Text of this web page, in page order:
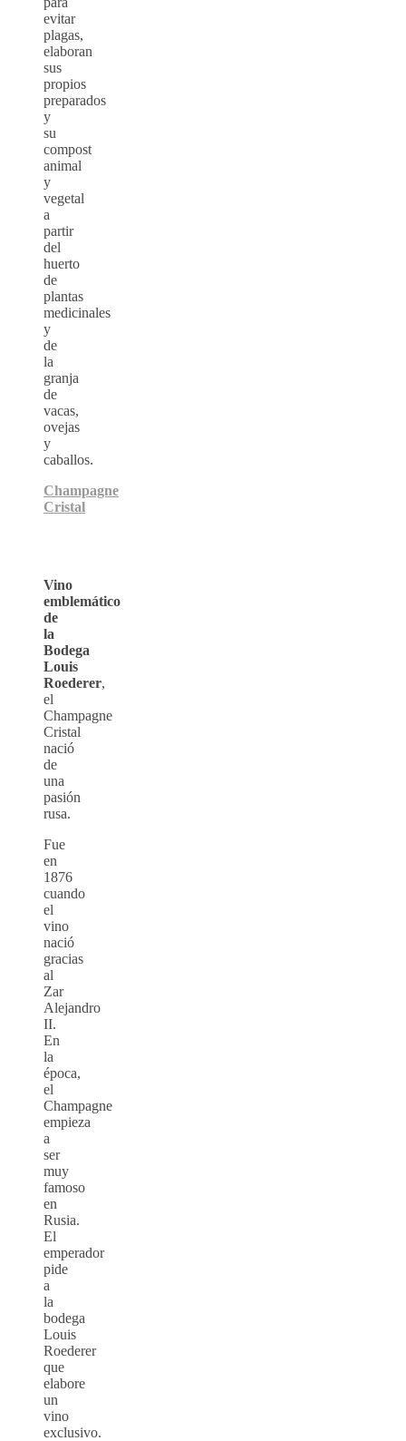
evitar
plagas,
elaboran
sus
propios
preparados
y
su
compost
animal
y
vegetal
a
partir
del
huerto
de
plantas
medicinales
y
de
la
granja
de
vacas,
ovejas
y
caballos.
Champagne
Cristal
Vino
emblemático
de
la
Bodega
Louis
Roederer,
el
Champagne
Cristal
nació
de
una
pasión
rusa.
Fue
en
1876
cuando
el
vino
nació
gracias
al
Zar
Alejandro
II.
En
la
época,
el
Champagne
empieza
a
ser
muy
famoso
en
Rusia.
El
emperador
pide
a
la
bodega
Louis
Roederer
que
elabore
un
vino
exclusivo.